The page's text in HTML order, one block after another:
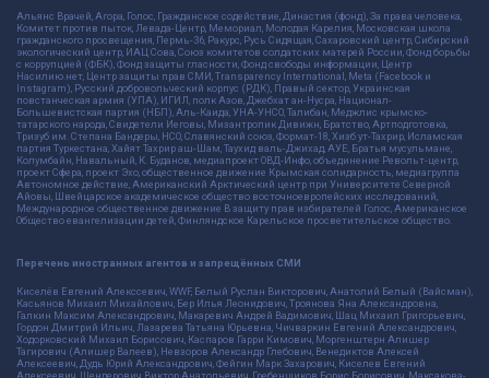
Альянс Врачей, Агора, Голос, Гражданское содействие, Династия (фонд), За права человека,
Комитет против пыток, Левада-Центр, Мемориал, Молодая Карелия, Московская школа
гражданского просвещения, Пермь-36, Ракурс, Русь Сидящая, Сахаровский центр, Сибирский
экологический центр, ИАЦ Сова, Союз комитетов солдатских матерей России, Фонд борьбы
с коррупцией (ФБК), Фонд защиты гласности, Фонд свободы информации, Центр
Насилию.нет, Центр защиты прав СМИ, Transparency International, Meta (Facebook и
Instagram), Русский добровольческий корпус (РДК), Правый сектор, Украинская
повстанческая армия (УПА), ИГИЛ, полк Азов, Джебхат ан-Нусра, Национал-
Большевистская партия (НБП), Аль-Каида, УНА-УНСО, Талибан, Меджлис крымско-
татарского народа, Свидетели Иеговы, Мизантропик Дивижн, Братство, Артподготовка,
Тризуб им. Степана Бандеры, НСО, Славянский союз, Формат-18, Хизб ут-Тахрир, Исламская
партия Туркестана, Хайят Тахрир аш-Шам, Таухид валь-Джихад, АУЕ, Братья мусульмане,
Колумбайн, Навальный, К. Буданов, медиапроект ОВД-Инфо, объединение Револьт-центр,
проект Сфера, проект Эхо, общественное движение Крымская солидарность, медиагруппа
Автономное действие, Американский Арктический центр при Университете Северной
Айовы, Швейцарское академическое общество восточноевропейских исследований,
Международное общественное движение В защиту прав избирателей Голос, Американское
Общество евангелизации детей, Финляндское Карельское просветительское общество.
Перечень иностранных агентов и запрещённых СМИ
Киселёв Евгений Алекссевич, WWF, Белый Руслан Викторович, Анатолий Белый (Вайсман),
Касьянов Михаил Михайлович, Бер Илья Леонидович, Троянова Яна Александровна,
Галкин Максим Александрович, Макаревич Андрей Вадимович, Шац Михаил Григорьевич,
Гордон Дмитрий Ильич, Лазарева Татьяна Юрьевна, Чичваркин Евгений Александрович,
Ходорковский Михаил Борисович, Каспаров Гарри Кимович, Моргенштерн Алишер
Тагирович (Алишер Валеев), Невзоров Александр Глебович, Венедиктов Алексей
Алексеевич, Дудь Юрий Александрович, Фейгин Марк Захарович, Киселев Евгений
Алексеевич, Шендерович Виктор Анатольевич, Гребенщиков Борис Борисович, Максакова-